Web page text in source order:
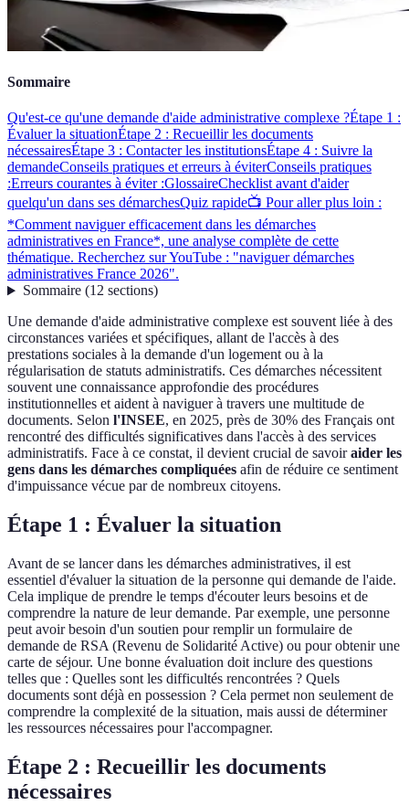
Sommaire
Qu'est-ce qu'une demande d'aide administrative complexe ?Étape 1 :
Évaluer la situationÉtape 2 : Recueillir les documents
nécessairesÉtape 3 : Contacter les institutionsÉtape 4 : Suivre la
demandeConseils pratiques et erreurs à éviterConseils pratiques
:Erreurs courantes à éviter :GlossaireChecklist avant d'aider
quelqu'un dans ses démarchesQuiz rapide📺 Pour aller plus loin :
*Comment naviguer efficacement dans les démarches
administratives en France*, une analyse complète de cette
thématique. Recherchez sur YouTube : "naviguer démarches
administratives France 2026".
Sommaire(12 sections)
Une demande d'aide administrative complexe est souvent liée à des
circonstances variées et spécifiques, allant de l'accès à des
prestations sociales à la demande d'un logement ou à la
régularisation de statuts administratifs. Ces démarches nécessitent
souvent une connaissance approfondie des procédures
institutionnelles et aident à naviguer à travers une multitude de
documents. Selon l'INSEE, en 2025, près de 30% des Français ont
rencontré des difficultés significatives dans l'accès à des services
administratifs. Face à ce constat, il devient crucial de savoiraider les
gens dans les démarches compliquées afin de réduire ce sentiment
d'impuissance vécue par de nombreux citoyens.
Étape 1 : Évaluer la situation
Avant de se lancer dans les démarches administratives, il est
essentiel d'évaluer la situation de la personne qui demande de l'aide.
Cela implique de prendre le temps d'écouter leurs besoins et de
comprendre la nature de leur demande. Par exemple, une personne
peut avoir besoin d'un soutien pour remplir un formulaire de
demande de RSA (Revenu de Solidarité Active) ou pour obtenir une
carte de séjour. Une bonne évaluation doit inclure des questions
telles que : Quelles sont les difficultés rencontrées ? Quels
documents sont déjà en possession ? Cela permet non seulement de
comprendre la complexité de la situation, mais aussi de déterminer
les ressources nécessaires pour l'accompagner.
Étape 2 : Recueillir les documents
nécessaires